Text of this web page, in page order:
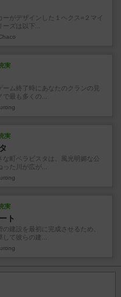
ーがデザインした１ヘクス=２マイ
ズは以下...
充実
ーム終了時にあなたのクランの見
最も多くの...
充実
な町ベラビスタは、風光明媚な公
た川が広が...
充実
ト
の建設を最初に完成させるため、
て彼らの建...